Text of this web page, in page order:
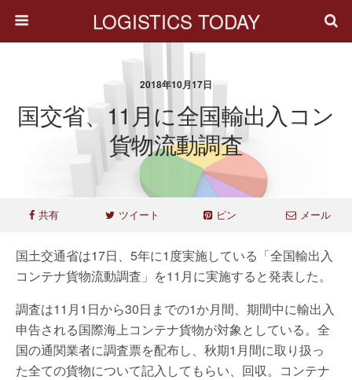
LOGISTICS TODAY
2018年10月17日
国交省、11月に全国輸出入コン
貨物流動調査
共有 ツイート ピン メール
国土交通省は17日、5年に1度実施している「全国輸出入
コンテナ貨物流動調査」を11月に実施すると発表した。
調査は11月1日から30日までの1か月間、期間中に輸出入
申告される国際海上コンテナ貨物が対象としている。全
国の通関業者に調査票を配布し、秋期1月間に取り扱っ
た全ての貨物について記入してもらい、回収。コンテナ